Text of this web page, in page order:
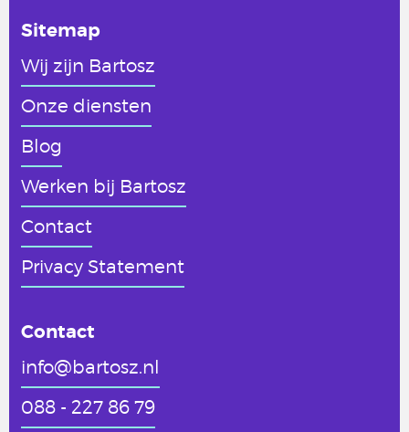
Sitemap
Wij zijn Bartosz
Onze diensten
Blog
Werken bij Bartosz
Contact
Privacy Statement
Contact
info@bartosz.nl
088 - 227 86 79